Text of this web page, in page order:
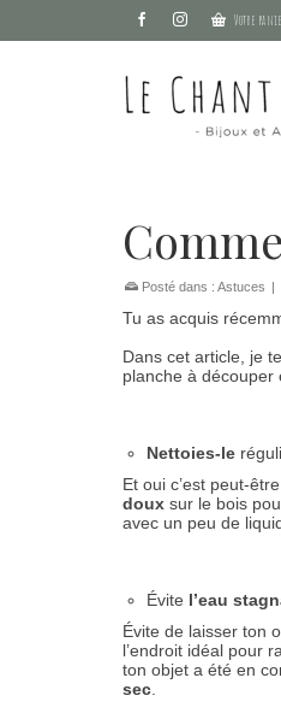
Votre
Posté dans : Astuces |
Tu as acquis
Dans cet article, je
planche à découper
Nettoies-le
Et oui c’est peut-
doux sur le bois
avec un peu de
Évite l’eau
Évite de laisser ton
l’endroit idéal pour
ton objet a été en
sec